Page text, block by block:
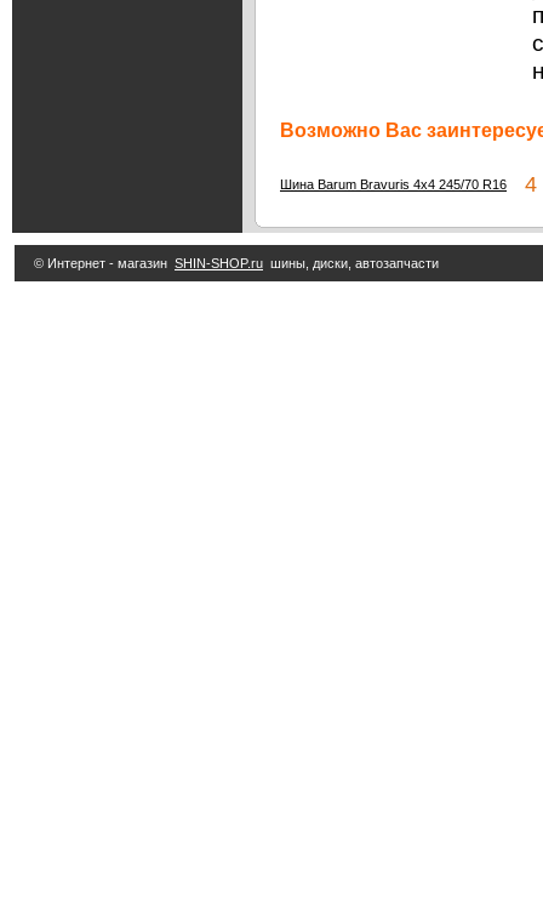
Возможно Вас
Шина Barum Bravuris 4x4 245/70 R16 4
© Интернет - магазин SHIN-SHOP.ru шины, диски, автозапчасти